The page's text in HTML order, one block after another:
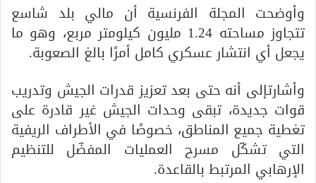
وأوضحت المجلة الفرنسية أن مالي بلد شاسع
تتجاوز مساحته 1.24 مليون كيلومتر مربع، وهو ما
يجعل أي انتشار عسكري كامل أمرًا بالغ الصعوبة.
وأشارتإلى أنه حتى بعد تعزيز قدرات الجيش وتدريب
قوات جديدة، تبقى وحدات الجيش غير قادرة على
تغطية جميع المناطق، خصوصًا في الأطراف الريفية
التي تشكّل مسرح العمليات المفضّل للتنظيم
الإرهابي المرتبط بالقاعدة.